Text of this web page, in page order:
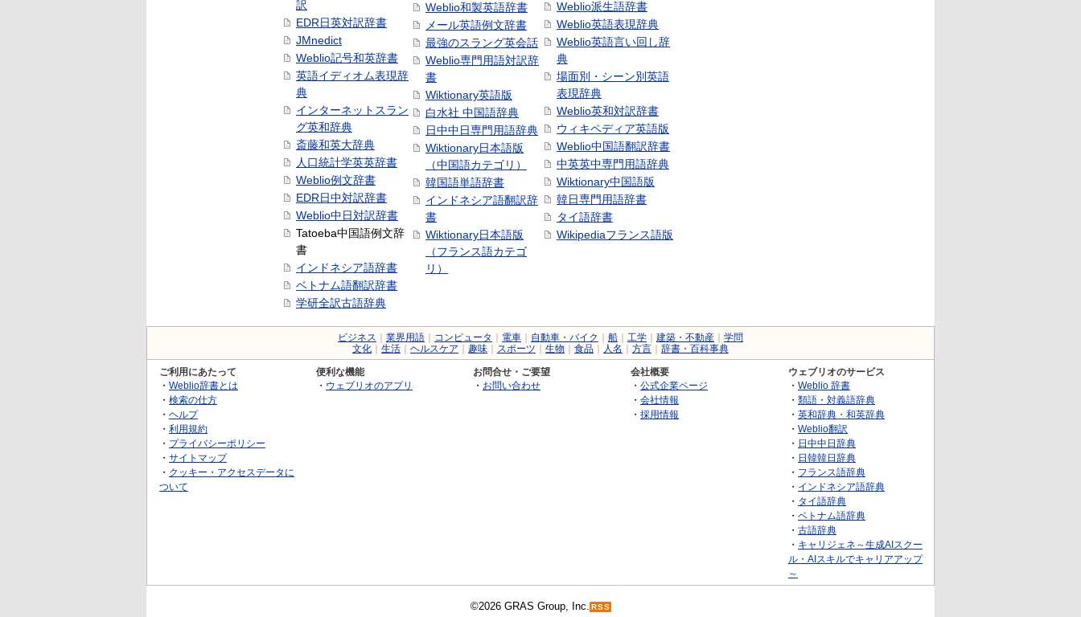
訳
EDR日英対訳辞書
JMnedict
Weblio記号和英辞書
英語イディオム表現辞
典
インターネットスラン
グ英和辞典
斎藤和英大辞典
人口統計学英英辞書
Weblio例文辞書
EDR日中対訳辞書
Weblio中日対訳辞書
Tatoeba中国語例文辞
書
インドネシア語辞書
ベトナム語翻訳辞書
学研全訳古語辞典
Weblio和製英語辞書
メール英語例文辞書
最強のスラング英会話
Weblio専門用語対訳辞
書
Wiktionary英語版
白水社 中国語辞典
日中中日専門用語辞典
Wiktionary日本語版
（中国語カテゴリ）
韓国語単語辞書
インドネシア語翻訳辞
書
Wiktionary日本語版
（フランス語カテゴ
リ）
Weblio派生語辞書
Weblio英語表現辞典
Weblio英語言い回し辞
典
場面別・シーン別英語
表現辞典
Weblio英和対訳辞書
ウィキペディア英語版
Weblio中国語翻訳辞書
中英英中専門用語辞典
Wiktionary中国語版
韓日専門用語辞書
タイ語辞書
Wikipediaフランス語版
ビジネス 業界用語 コンピュータ 電車 自動車・バイク 船 工学 建築・不動産
学問
文化
生活 ヘルスケア 趣味 スポーツ 生物 食品 人名 方言 辞書・百科事典
ご利用にあたって
・ Weblio辞書とは
・ 検索の仕方
・ ヘルプ
・ 利用規約
・ プライバシーポリシー
・ サイトマップ
・ クッキー・アクセスデータに
ついて
便利な機能
・ ウェブリオのアプリ
お問合せ・ご要望
・ お問い合わせ
会社概要
・ 公式企業ページ
・ 会社情報
・ 採用情報
ウェブリオのサービス
・ Weblio 辞書
・ 類語・対義語辞典
・ 英和辞典・和英辞典
・ Weblio翻訳
・ 日中中日辞典
・ 日韓韓日辞典
・ フランス語辞典
・ インドネシア語辞典
・ タイ語辞典
・ ベトナム語辞典
・ 古語辞典
・ キャリジェネ～生成AIスクー
ル・AIスキルでキャリアアップ
～
©2026 GRAS Group, Inc. RSS